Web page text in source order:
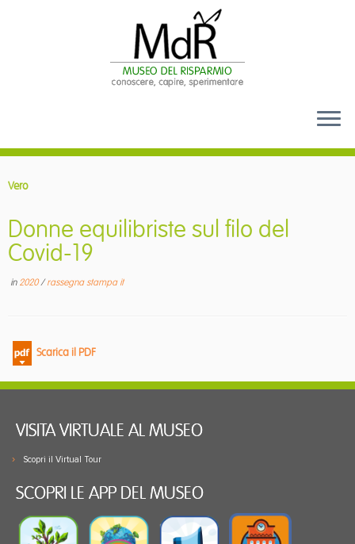
Vero
Donne equilibriste sul filo del
Covid-19
in 2020/rassegna stampa it
Scarica il PDF
VISITA VIRTUALE AL MUSEO
Scopri il Virtual Tour
SCOPRI LE APP DEL MUSEO